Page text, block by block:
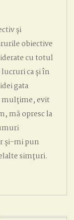
și
obiective
cu totul
ca și în
gata
mulțime, evit
mă opresc la
și-mi pun
simțuri.